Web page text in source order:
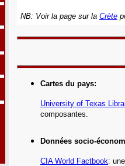
NB: Voir la page sur la Crète
Cartes du pays:
University of Texas
composantes.
Données socio-
CIAWorld Factbook: